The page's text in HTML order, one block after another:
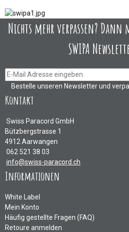
Nichts mehr verpassen?
SWIPA
Bestelle unseren Newsletter und
Kontakt
Swiss Paracord GmbH
Bützbergstrasse 1
4912 Aarwangen
062 521 38 03
info@swiss-paracord.ch
Informationen
White Label
Mein Konto
Häufig gestellte Fragen (FAQ)
Retoure anmelden